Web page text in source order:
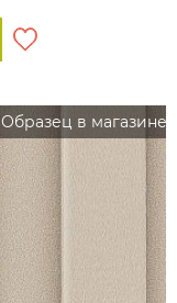
Образец в магазине